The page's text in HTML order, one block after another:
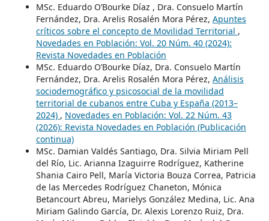
MSc. Eduardo O’Bourke Díaz , Dra. Consuelo Martín
Fernández, Dra. Arelis Rosalén Mora Pérez, Apuntes
críticos sobre el concepto de Movilidad Territorial ,
Novedades en Población: Vol. 20 Núm. 40 (2024):
Revista Novedades en Población
MSc. Eduardo O’Bourke Díaz, Dra. Consuelo Martín
Fernández, Dra. Arelis Rosalén Mora Pérez, Análisis
sociodemográfico y psicosocial de la movilidad
territorial de cubanos entre Cuba y España (2013–
2024) , Novedades en Población: Vol. 22 Núm. 43
(2026): Revista Novedades en Población (Publicación
continua)
MSc. Damian Valdés Santiago, Dra. Silvia Miriam Pell
del Río, Lic. Arianna Izaguirre Rodríguez, Katherine
Shania Cairo Pell, María Victoria Bouza Correa, Patricia
de las Mercedes Rodríguez Chaneton, Mónica
Betancourt Abreu, Marielys González Medina, Lic. Ana
Miriam Galindo García, Dr. Alexis Lorenzo Ruiz, Dra.